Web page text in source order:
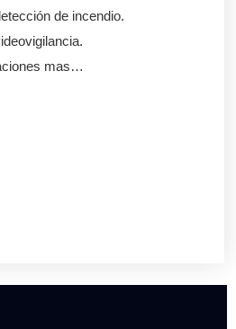
de incendio.
mas…